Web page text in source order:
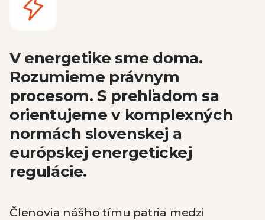
V energetike sme doma.
Rozumieme právnym
procesom. S prehľadom sa
orientujeme v komplexných
normách slovenskej a
európskej energetickej
regulácie.
Členovia nášho tímu patria medzi